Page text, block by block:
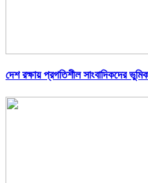
দেশ রক্ষায় প্রগতিশীল সাংবাদিকদের